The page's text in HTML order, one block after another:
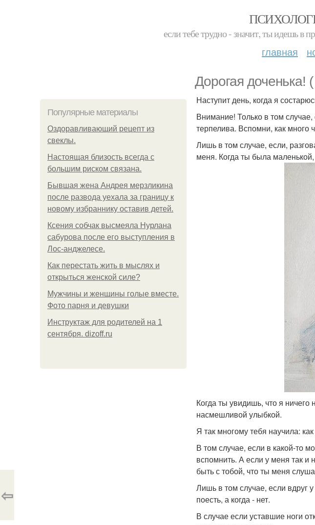
если тебе трудно - значит, ты идешь в
главная
Дорогая доченька!
Популярные материалы
Оздоравливающий рецепт из
свеклы.
Hacтоящая близость всегда с
большим риском связана.
Бывшая жена Андрея мерзликина
после развода уехала за границу к
новому избраннику оставив детей.
Ксения собчак высмеяла Нурлана
сабурова после его выступления в
Лос-анджелесе.
Как перестать жить в мыслях и
открыться женской силе?
Мужчины и женщины голые вместе.
Фото парня и девушки
Инструктаж для родителей на 1
сентября. dizoff.ru
Наступит день, когда я
Внимание! Только в том
терпелива. Вспомни, как много
Лишь в том случае, если,
меня. Когда ты была
Когда ты увидишь, что я
насмешливой улыбкой.
Я так многому тебя научила:
В том случае, если в какой-то
вспомнить. А если у меня так и
быть с тобой, что ты меня
Лишь в том случае, если вдруг
поесть, а когда - нет.
В случае если уставшие ноги
⇦